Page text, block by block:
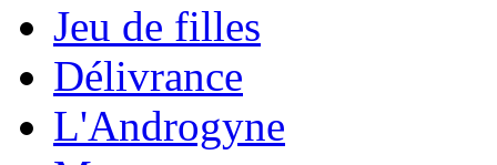
Jeu de filles
Délivrance
L'Androgyne